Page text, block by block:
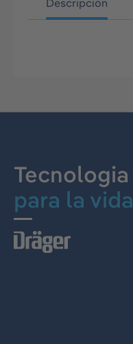
Descripción
Tecnologia
para la vida